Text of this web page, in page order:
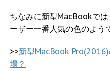
ちなみに新型MacBookで
ーザー一番人気の色のよう
>>新型MacBook
場？